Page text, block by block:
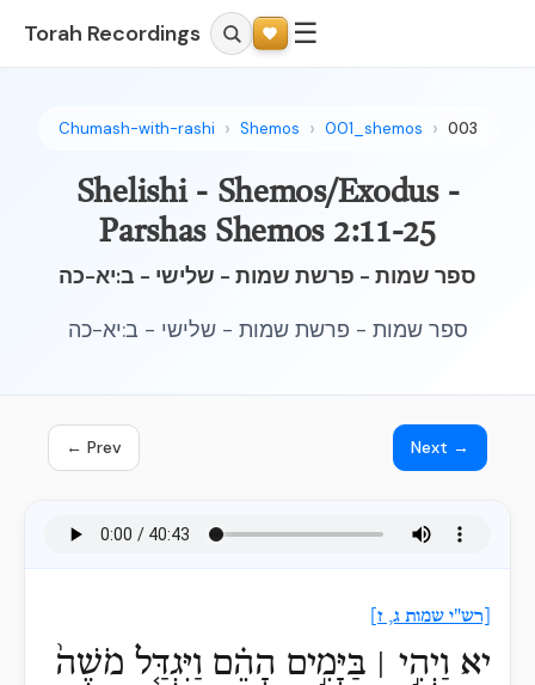
Torah Recordings ☰
Chumash-with-rashi Shemos 001_shemos 003
Shelishi - Shemos/Exodus -
Parshas Shemos 2:11-25
ספר שמות - פרשת שמות - שלישי - ב:יא-כה
ספר שמות - פרשת שמות - שלישי - ב:יא-כה
← Prev Next →
[רש"י שמות ג, ז]
יא וַיְהִ֣י ׀ בַּיָּמִ֣ים הָהֵ֗ם וַיִּגְדַּ֤ל מֹשֶׁה֙